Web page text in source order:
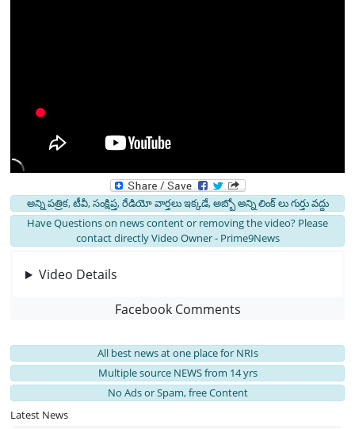
అన్ని పత్రిక, టీవీ, సంక్షిప్త, రేడియో వార్తలు ఇక్కడే, అబ్బో అన్ని లింక్ లు గుర్తు వద్దు
Have Questions on news content or removing the video? Please
contact directly Video Owner - Prime9News
Video Details
Facebook Comments
All best news at one place for NRIs
Multiple source NEWS from 14 yrs
No Ads or Spam, free Content
Latest News